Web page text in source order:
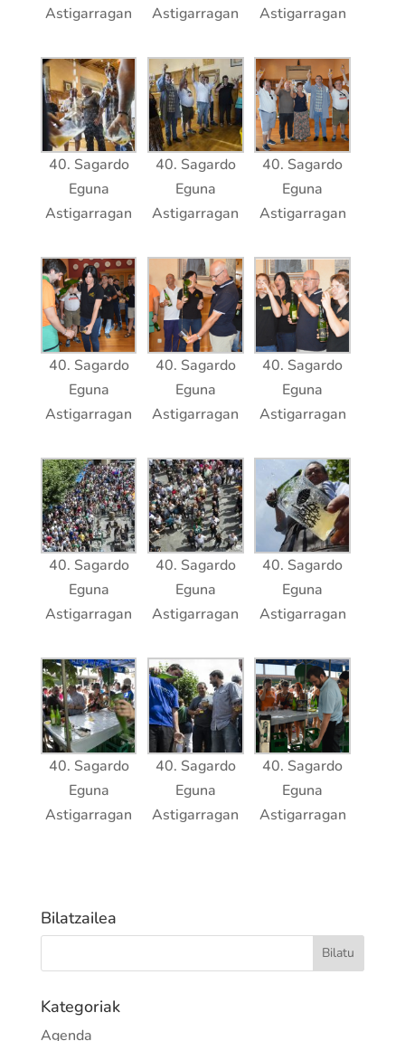
Astigarragan
Astigarragan
Astigarragan
40. Sagardo
Eguna
Astigarragan
40. Sagardo
Eguna
Astigarragan
40. Sagardo
Eguna
Astigarragan
40. Sagardo
Eguna
Astigarragan
40. Sagardo
Eguna
Astigarragan
40. Sagardo
Eguna
Astigarragan
40. Sagardo
Eguna
Astigarragan
40. Sagardo
Eguna
Astigarragan
40. Sagardo
Eguna
Astigarragan
40. Sagardo
Eguna
Astigarragan
40. Sagardo
Eguna
Astigarragan
40. Sagardo
Eguna
Astigarragan
Bilatzailea
Kategoriak
Agenda